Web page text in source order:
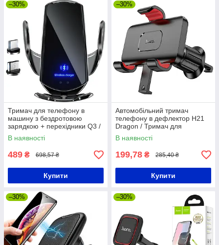
–30%
Тримач для телефону в
машину з бездротовою
зарядкою + перехідники Q3 /
Автотримач телефону в авто
В наявності
489 ₴ 698,57 ₴
Купити
–30%
Автомобільний тримач
телефону в дефлектор H21
Dragon / Тримач для
смартфона / Автотримач
В наявності
199,78 ₴ 285,40 ₴
Купити
–30% –30%